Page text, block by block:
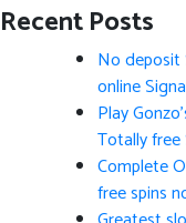
Recent Posts
No
online
Play
Totally free
Complete
free spins